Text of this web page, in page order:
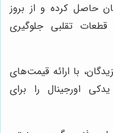
حاصل کرده و از بروز
تقلبی جلوگیری
با ارائه قیمت‌های
اورجینال را برای